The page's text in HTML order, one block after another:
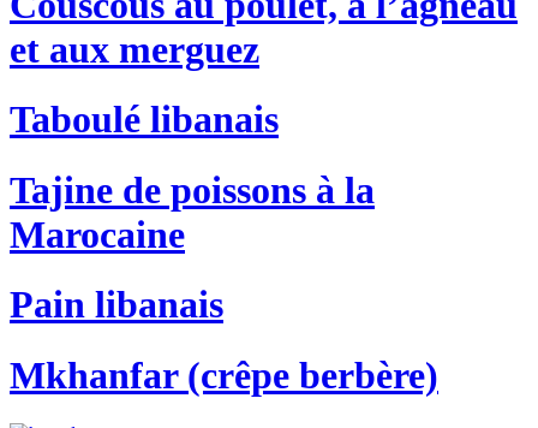
et aux merguez
Taboulé libanais
Tajine de poissons à la
Marocaine
Pain libanais
Mkhanfar (crêpe berbère)